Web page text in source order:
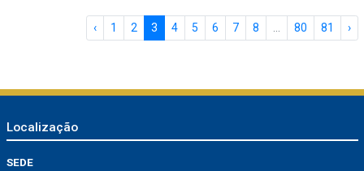
‹ 1 2 3 4 5 6 7 8 80 81 ›
Localização
SEDE